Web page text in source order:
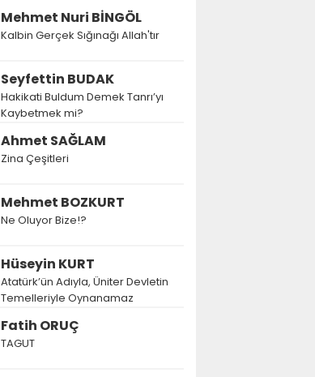
Mehmet Nuri BİNGÖL
Kalbin Gerçek Sığınağı Allah'tır
Seyfettin BUDAK
Hakikati Buldum Demek Tanrı’yı
Kaybetmek mi?
Ahmet SAĞLAM
Zina Çeşitleri
Mehmet BOZKURT
Ne Oluyor Bize!?
Hüseyin KURT
Atatürk’ün Adıyla, Üniter Devletin
Temelleriyle Oynanamaz
Fatih ORUÇ
TAGUT